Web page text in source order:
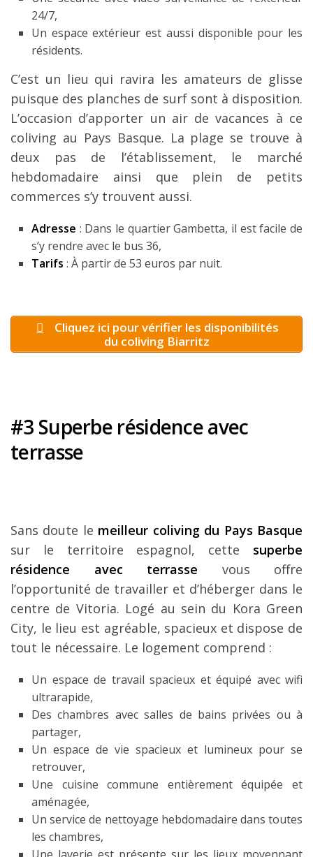
24/7,
Un espace extérieur est aussi disponible pour les
résidents.
C’est un lieu qui ravira les amateurs de glisse
puisque des planches de surf sont à disposition.
L’occasion d’apporter un air de vacances à ce
coliving au Pays Basque. La plage se trouve à
deux pas de l’établissement, le marché
hebdomadaire ainsi que plein de petits
commerces s’y trouvent aussi.
Adresse : Dans le quartier Gambetta, il est facile de
s’y rendre avec le bus 36,
Tarifs : À partir de 53 euros par nuit.
Cliquez ici pour vérifier les disponibilités
du coliving Biarritz
#3 Superbe résidence avec
terrasse
Sans doute le meilleur coliving du Pays Basque
sur le territoire espagnol, cette superbe
résidence avec terrasse vous offre
l’opportunité de travailler et d’héberger dans le
centre de Vitoria. Logé au sein du Kora Green
City, le lieu est agréable, spacieux et dispose de
tout le nécessaire. Le logement comprend :
Un espace de travail spacieux et équipé avec wifi
ultrarapide,
Des chambres avec salles de bains privées ou à
partager,
Un espace de vie spacieux et lumineux pour se
retrouver,
Une cuisine commune entièrement équipée et
aménagée,
Un service de nettoyage hebdomadaire dans toutes
les chambres,